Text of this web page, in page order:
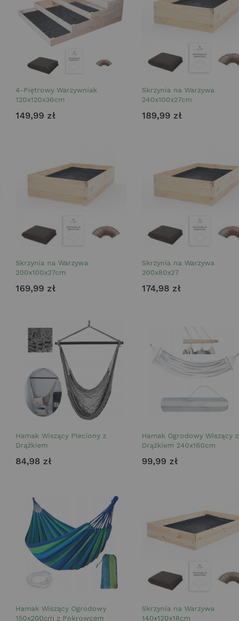
4-Piętrowy Warzywniak
120x120x36cm
149,99 zł
Skrzynia na Warzywa
240x100x27cm
189,99 zł
Skrzynia na Warzywa
200x100x27cm
169,99 zł
Skrzynia na Warzywa
200x80x27
174,98 zł
Hamak Wiszący Pleciony z
Drążkiem
84,98 zł
Hamak Ogrodowy Wiszący z
Drążkiem 240x160cm
99,99 zł
Hamak Wiszący Ogrodowy
150x200cm z Pokrowcem
Skrzynia na Warzywa
140x120x18cm